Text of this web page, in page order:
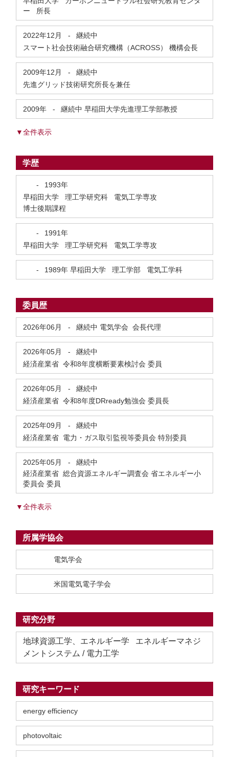
ー 所長
2022年12月 -
継続中
スマート社会技術融合研究機構（ACROSS） 機構会長
2009年12月 -
継続中
先進グリッド技術研究所長を兼任
2009年 - 継続中 早稲田大学先進理工学部教授
▼全件表示
学歴
-
1993年
早稲田大学 理工学研究科 電気工学専攻
博士後期課程
-
1991年
早稲田大学 理工学研究科 電気工学専攻
- 1989年 早稲田大学 理工学部 電気工学科
委員歴
2026年06月 - 継続中 電気学会 会長代理
2026年05月 -
継続中
経済産業省 令和8年度横断要素検討会 委員
2026年05月 -
継続中
経済産業省 令和8年度DRready勉強会 委員長
2025年09月 -
継続中
経済産業省 電力・ガス取引監視等委員会 特別委員
2025年05月 -
継続中
経済産業省 総合資源エネルギー調査会 省エネルギー小
委員会 委員
▼全件表示
所属学協会
電気学会
米国電気電子学会
研究分野
地球資源工学、エネルギー学 エネルギーマネジ
メントシステム / 電力工学
研究キーワード
energy efficiency
photovoltaic